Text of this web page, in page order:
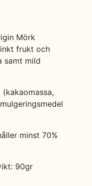
Mörk
frukt och
samt mild
minst 70%
90gr